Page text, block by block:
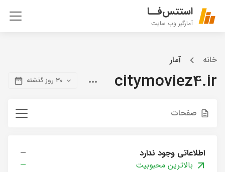
استتس‌فــا
آمارگیر وب سایت
خانه آمار
citymoviez4.ir ۳۰ روز گذشته
صفحات
اطلاعاتی وجود ندارد
—
بالاترین محبوبیت
—